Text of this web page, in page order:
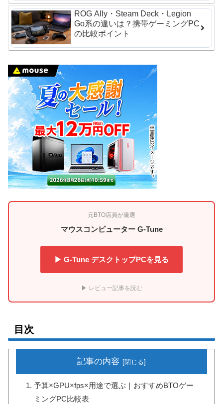
ROG Ally・Steam Deck・Legion
Go系の違いは？携帯ゲーミングPC
の比較ポイント
元BTO店員が厳選
マウスコンピューター G-Tune
▶ G-Tune デスクトップPCを見る
▶ レビュー記事を読む
目次
記事の内容
予算×GPU×fps×用途で選ぶ｜おすすめBTOゲー
ミングPC比較表